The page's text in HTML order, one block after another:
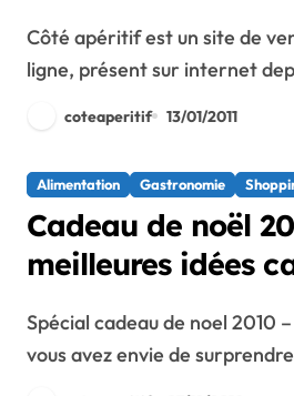
Côté apéritif est un site de vente de rhum en
ligne, présent sur internet
coteaperitif 13/01/2011
Alimentation Gastronomie
Cadeau de noël
meilleures idées
Spécial cadeau de noel 2010 – Cette année à noël,
vous avez envie de